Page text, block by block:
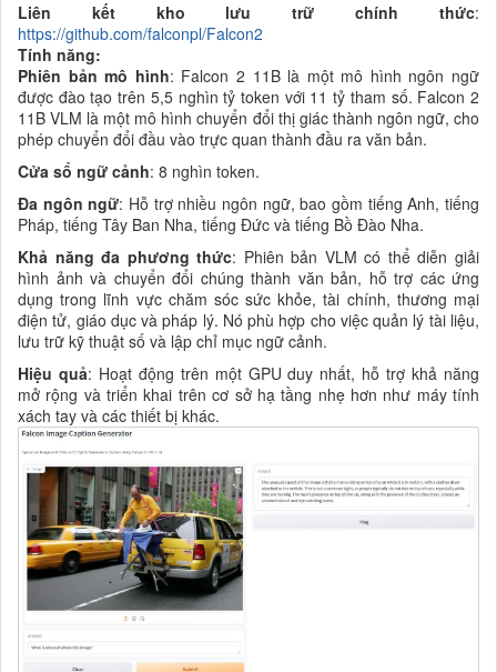
Liên kết kho lưu trữ chính thức:
https://github.com/falconpl/Falcon2
Tính năng:
Phiên bản mô hình: Falcon 2 11B là một mô hình ngôn ngữ
được đào tạo trên 5,5 nghìn tỷ token với 11 tỷ tham số. Falcon 2
11B VLM là một mô hình chuyển đổi thị giác thành ngôn ngữ, cho
phép chuyển đổi đầu vào trực quan thành đầu ra văn bản.
Cửa sổ ngữ cảnh: 8 nghìn token.
Đa ngôn ngữ: Hỗ trợ nhiều ngôn ngữ, bao gồm tiếng Anh, tiếng
Pháp, tiếng Tây Ban Nha, tiếng Đức và tiếng Bồ Đào Nha.
Khả năng đa phương thức: Phiên bản VLM có thể diễn giải
hình ảnh và chuyển đổi chúng thành văn bản, hỗ trợ các ứng
dụng trong lĩnh vực chăm sóc sức khỏe, tài chính, thương mại
điện tử, giáo dục và pháp lý. Nó phù hợp cho việc quản lý tài liệu,
lưu trữ kỹ thuật số và lập chỉ mục ngữ cảnh.
Hiệu quả: Hoạt động trên một GPU duy nhất, hỗ trợ khả năng
mở rộng và triển khai trên cơ sở hạ tầng nhẹ hơn như máy tính
xách tay và các thiết bị khác.